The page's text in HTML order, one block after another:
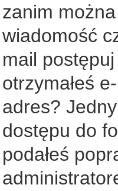
zanim
wiadomość
mail
otrzymałeś
adres?
dostępu do
podałeś